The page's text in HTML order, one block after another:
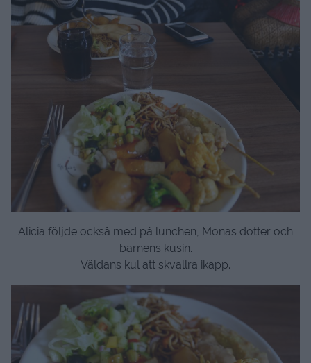
Alicia följde också med på lunchen, Monas dotter och
barnens kusin.
Väldans kul att skvallra ikapp.